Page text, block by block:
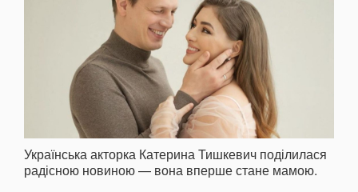
Українська акторка Катерина Тишкевич поділилася
радісною новиною — вона вперше стане мамою.